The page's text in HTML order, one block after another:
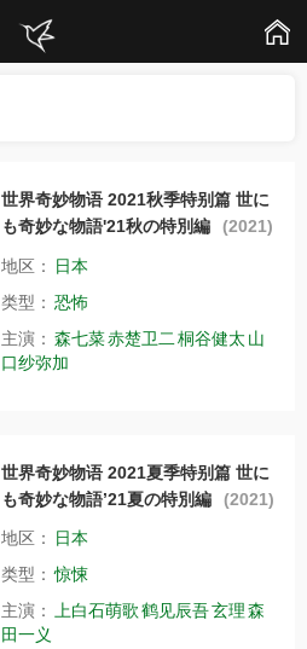
世界奇妙物语 2021秋季特别篇 世に
も奇妙な物語'21秋の特別編
(2021)
地区：
日本
类型： 恐怖
主演： 森七菜赤楚卫二 桐谷健太 山
口纱弥加
世界奇妙物语 2021夏季特别篇 世に
も奇妙な物語’21夏の特別編
(2021)
地区：
日本
类型： 惊悚
主演： 上白石萌歌鹤见辰吾玄理森
田一义